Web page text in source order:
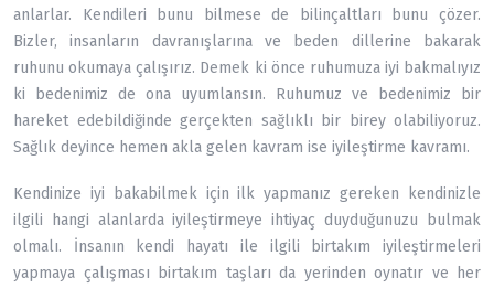
anlarlar. Kendileri bunu bilmese de bilinçaltları bunu çözer.
Bizler, insanların davranışlarına ve beden dillerine bakarak
ruhunu okumaya çalışırız. Demek ki önce ruhumuza iyi bakmalıyız
ki bedenimiz de ona uyumlansın. Ruhumuz ve bedenimiz bir
hareket edebildiğinde gerçekten sağlıklı bir birey olabiliyoruz.
Sağlık deyince hemen akla gelen kavram ise iyileştirme kavramı.
Kendinize iyi bakabilmek için ilk yapmanız gereken kendinizle
ilgili hangi alanlarda iyileştirmeye ihtiyaç duyduğunuzu bulmak
olmalı. İnsanın kendi hayatı ile ilgili birtakım iyileştirmeleri
yapmaya çalışması birtakım taşları da yerinden oynatır ve her